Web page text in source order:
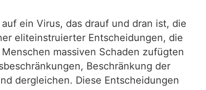
ein Virus, das drauf und dran ist, die
eliteinstruierter Entscheidungen, die
massiven Schaden zufügten
Beschränkung der
dergleichen. Diese Entscheidungen